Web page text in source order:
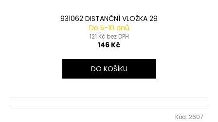
931062 DISTANČNÍ VLOŽKA 29
Do 5-10 dnů
121 Kč bez DPH
146 Kč
DO KOŠÍKU
Kód: 2607